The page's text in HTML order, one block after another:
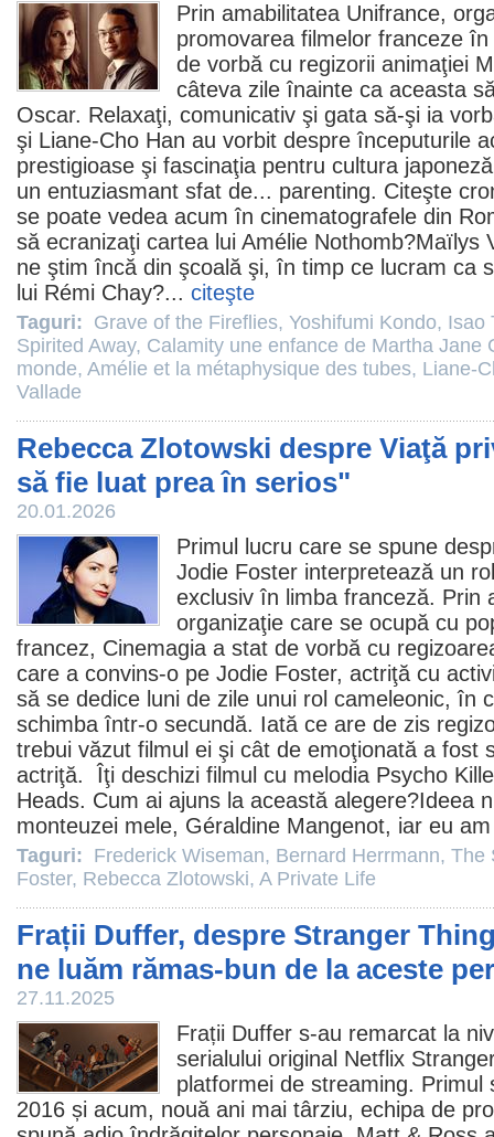
Prin amabilitatea Unifrance,
promovarea filmelor franceze
de vorbă cu regizorii animaţiei
câteva zile înainte ca aceasta
Oscar. Relaxaţi, comunicativ şi gata să-şi ia
şi Liane-Cho Han au vorbit despre începuturile
prestigioase şi fascinaţia pentru cultura
un entuziasmant sfat de... parenting. Citeşte
se poate vedea acum în cinematografele din
să ecranizaţi cartea lui Amélie Nothomb?Maïlys
ne ştim încă din şcoală şi, în timp ce lucram ca
lui Rémi Chay?... citeşte
Taguri: Grave of the Fireflies, Yoshifumi Kondo, Isao
Spirited Away, Calamity une enfance de Martha Jane
monde, Amélie et la métaphysique des tubes, Liane-
Vallade
Rebecca Zlotowski despre Viaţă
să fie luat prea în serios"
20.01.2026
Primul lucru care se spune
Jodie Foster interpretează un
exclusiv în limba franceză. Prin
organizaţie care se ocupă cu
francez, Cinemagia a stat de vorbă cu
care a convins-o pe Jodie Foster, actriţă cu
să se dedice luni de zile unui rol cameleonic, în
schimba într-o secundă. Iată ce are de zis
trebui văzut filmul ei şi cât de emoţionată a fost
actriţă. Îţi deschizi filmul cu melodia Psycho
Heads. Cum ai ajuns la această alegere?Ideea
monteuzei mele, Géraldine Mangenot, iar eu
Taguri: Frederick Wiseman, Bernard Herrmann, The
Foster, Rebecca Zlotowski, A Private Life
Frații Duffer, despre Stranger
ne luăm rămas-bun de la aceste
27.11.2025
Frații Duffer s-au remarcat la
serialului original Netflix
platformei de streaming.
2016 și acum, nouă ani mai târziu, echipa de